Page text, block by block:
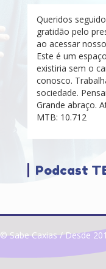
Queridos
gratidão pelo
ao acessar
Este é um
existiria sem o
conosco.
sociedade.
Grande abraço.
MTB: 10.712
Podcast
© Sabe Caxias / Desde